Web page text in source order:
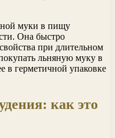
муки в пищу
Она быстро
при длительном
льняную муку в
в герметичной упаковке
как это